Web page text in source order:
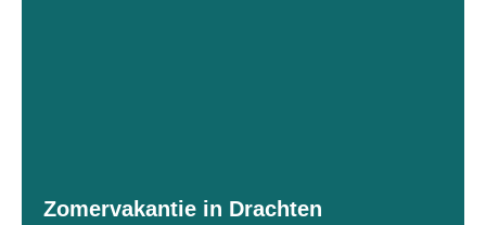
Zomervakantie in Drachten